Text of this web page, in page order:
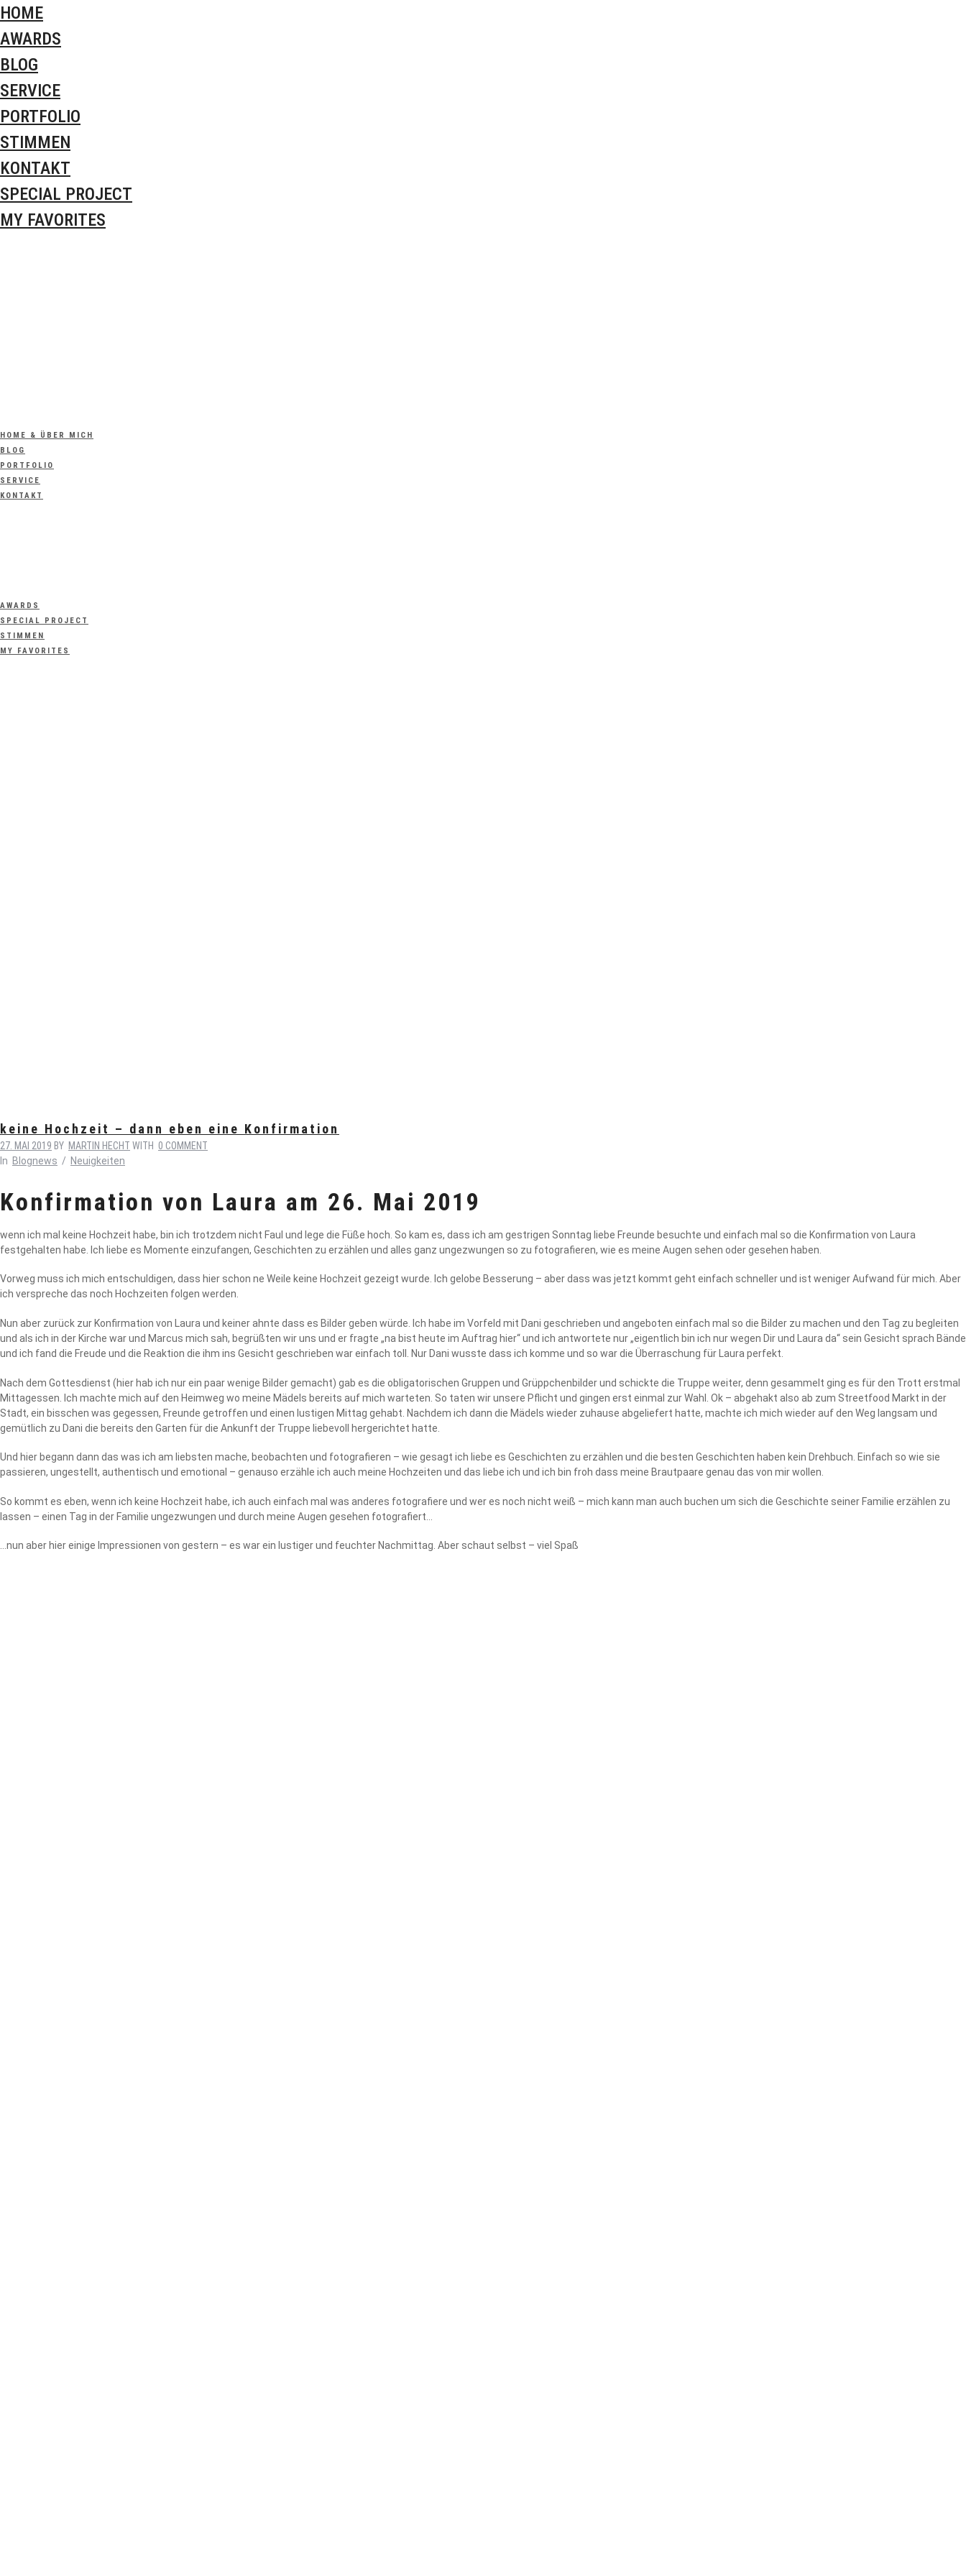
HOME
AWARDS
BLOG
SERVICE
PORTFOLIO
STIMMEN
KONTAKT
SPECIAL PROJECT
MY FAVORITES
HOME & ÜBER MICH
BLOG
PORTFOLIO
SERVICE
KONTAKT
AWARDS
SPECIAL PROJECT
STIMMEN
MY FAVORITES
keine Hochzeit – dann eben eine Konfirmation
27. MAI 2019 BY MARTIN HECHT WITH 0 COMMENT
In Blognews / Neuigkeiten
Konfirmation von Laura am 26. Mai 2019
wenn ich mal keine Hochzeit habe, bin ich trotzdem nicht Faul und lege die Füße hoch. So kam es, dass ich am gestrigen Sonntag liebe Freunde besuchte und einfach mal so die Konfirmation von Laura
festgehalten habe. Ich liebe es Momente einzufangen, Geschichten zu erzählen und alles ganz ungezwungen so zu fotografieren, wie es meine Augen sehen oder gesehen haben.
Vorweg muss ich mich entschuldigen, dass hier schon ne Weile keine Hochzeit gezeigt wurde. Ich gelobe Besserung – aber dass was jetzt kommt geht einfach schneller und ist weniger Aufwand für mich. Aber
ich verspreche das noch Hochzeiten folgen werden.
Nun aber zurück zur Konfirmation von Laura und keiner ahnte dass es Bilder geben würde. Ich habe im Vorfeld mit Dani geschrieben und angeboten einfach mal so die Bilder zu machen und den Tag zu begleiten
und als ich in der Kirche war und Marcus mich sah, begrüßten wir uns und er fragte „na bist heute im Auftrag hier“ und ich antwortete nur „eigentlich bin ich nur wegen Dir und Laura da“ sein Gesicht sprach Bände
und ich fand die Freude und die Reaktion die ihm ins Gesicht geschrieben war einfach toll. Nur Dani wusste dass ich komme und so war die Überraschung für Laura perfekt.
Nach dem Gottesdienst (hier hab ich nur ein paar wenige Bilder gemacht) gab es die obligatorischen Gruppen und Grüppchenbilder und schickte die Truppe weiter, denn gesammelt ging es für den Trott erstmal
Mittagessen. Ich machte mich auf den Heimweg wo meine Mädels bereits auf mich warteten. So taten wir unsere Pflicht und gingen erst einmal zur Wahl. Ok – abgehakt also ab zum Streetfood Markt in der
Stadt, ein bisschen was gegessen, Freunde getroffen und einen lustigen Mittag gehabt. Nachdem ich dann die Mädels wieder zuhause abgeliefert hatte, machte ich mich wieder auf den Weg langsam und
gemütlich zu Dani die bereits den Garten für die Ankunft der Truppe liebevoll hergerichtet hatte.
Und hier begann dann das was ich am liebsten mache, beobachten und fotografieren – wie gesagt ich liebe es Geschichten zu erzählen und die besten Geschichten haben kein Drehbuch. Einfach so wie sie
passieren, ungestellt, authentisch und emotional – genauso erzähle ich auch meine Hochzeiten und das liebe ich und ich bin froh dass meine Brautpaare genau das von mir wollen.
So kommt es eben, wenn ich keine Hochzeit habe, ich auch einfach mal was anderes fotografiere und wer es noch nicht weiß – mich kann man auch buchen um sich die Geschichte seiner Familie erzählen zu
lassen – einen Tag in der Familie ungezwungen und durch meine Augen gesehen fotografiert…
…nun aber hier einige Impressionen von gestern – es war ein lustiger und feuchter Nachmittag. Aber schaut selbst – viel Spaß